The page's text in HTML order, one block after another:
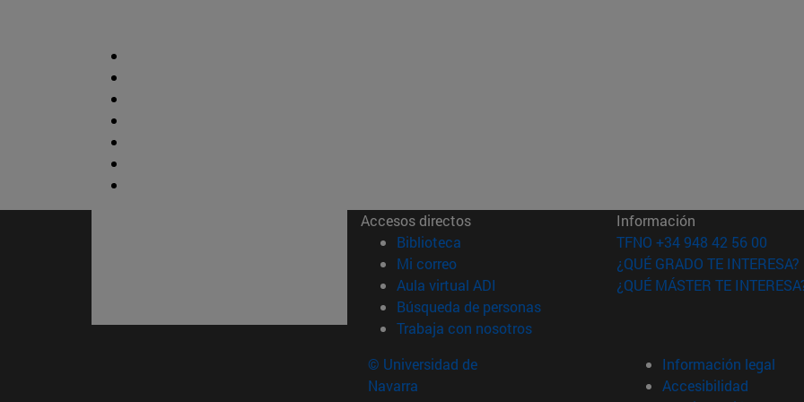
Accesos directos
Biblioteca (abre en nueva ventana)
Mi correo(abre en nueva ventana)
Aula virtual ADI (abre en nueva ventana)
Búsqueda de personas(abre en nueva ventana)
Trabaja con nosotros(abre en nueva ventana)
Información
TFNO +34 948 42 56 00
¿QUÉ GRADO TE INTERESA?
¿QUÉ MÁSTER TE
© Universidad de
Navarra
Información legal
Accesibilidad